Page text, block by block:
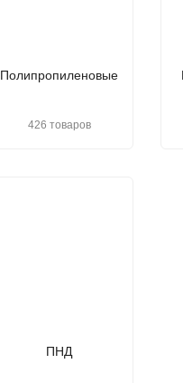
Полипропиленовые
426 товаров
ПНД